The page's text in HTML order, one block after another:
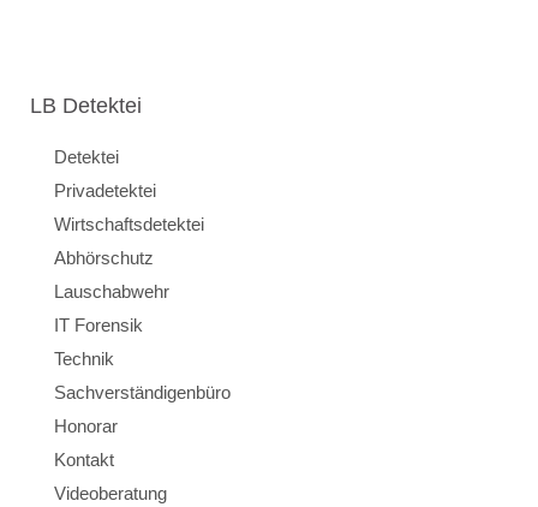
LB Detektei
Detektei
Privadetektei
Wirtschaftsdetektei
Abhörschutz
Lauschabwehr
IT Forensik
Technik
Sachverständigenbüro
Honorar
Kontakt
Videoberatung